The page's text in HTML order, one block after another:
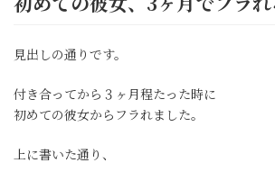
見出しの通りです。
付き合ってから３ヶ月程たった時に
初めての彼女からフラれました。
上に書いた通り、